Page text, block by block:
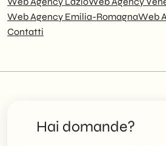
Web Agency Emilia-RomagnaWeb
Contatti
Hai domande?